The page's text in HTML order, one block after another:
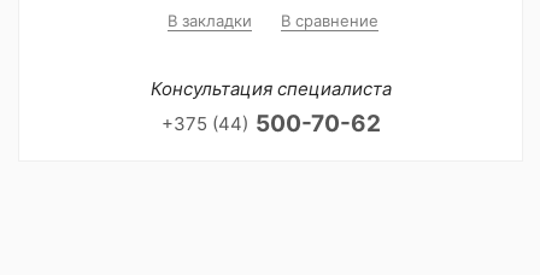
В закладки В сравнение
Консультация специалиста
+375 (44) 500-70-62